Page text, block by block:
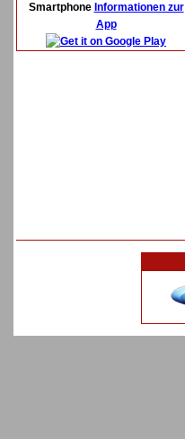
Smartphone Informationen zur
App